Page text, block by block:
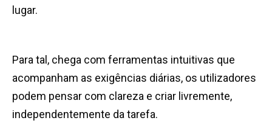
lugar.
Para tal, chega com ferramentas intuitivas que
acompanham as exigências diárias, os utilizadores
podem pensar com clareza e criar livremente,
independentemente da tarefa.